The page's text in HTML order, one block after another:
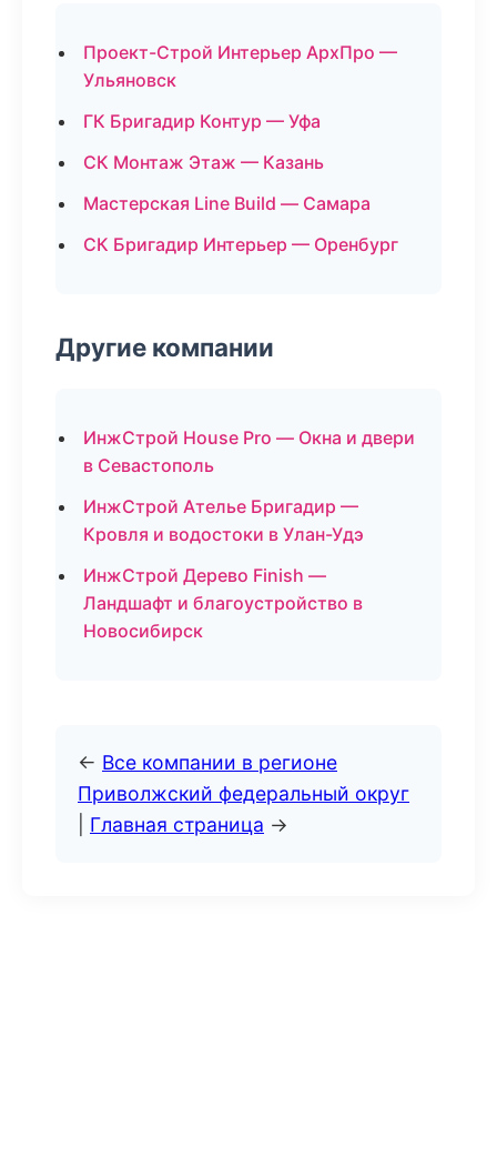
Проект-Строй Интерьер АрхПро —
Ульяновск
ГК Бригадир Контур — Уфа
СК Монтаж Этаж — Казань
Мастерская Line Build — Самара
СК Бригадир Интерьер — Оренбург
Другие компании
ИнжСтрой House Pro — Окна и двери
в Севастополь
ИнжСтрой Ателье Бригадир —
Кровля и водостоки в Улан-Удэ
ИнжСтрой Дерево Finish —
Ландшафт и благоустройство в
Новосибирск
← Все компании в регионе
Приволжский федеральный округ
Главная страница →